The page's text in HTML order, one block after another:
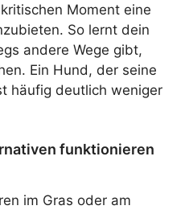
Moment eine
So lernt dein
andere Wege gibt,
Ein Hund, der seine
häufig deutlich weniger
funktionieren
im Gras oder am